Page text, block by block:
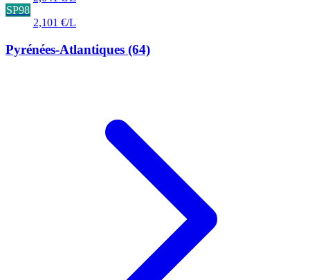
SP98
2,101 €/L
Pyrénées-Atlantiques (64)